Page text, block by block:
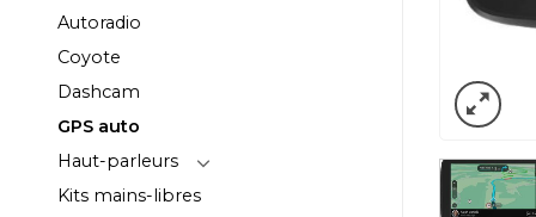
Autoradio
Coyote
Dashcam
GPS auto
Haut-parleurs
Kits mains-libres